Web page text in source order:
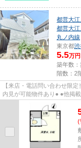
都営大江
都営大江
丸ノ内線
東京都渋
5.5万円
築年数：
階数：2
【来店・電話問い合わせ限
内見が可能物件あり● ●他掲
申込み済みのお客様、初期費
(